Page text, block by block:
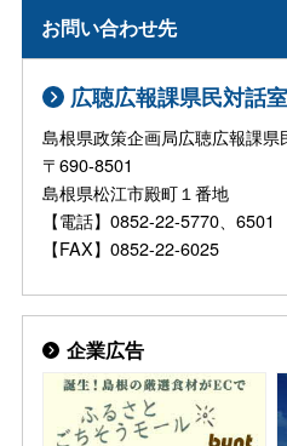
お問い合わせ先
広聴広報課県民対話室
島根県政策企画局広聴広報課県
〒690-8501
島根県松江市殿町１番地
【電話】0852-22-5770、6501
【FAX】0852-22-6025
企業広告